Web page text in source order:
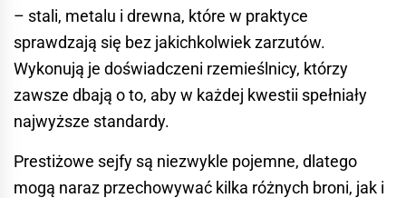
– stali, metalu i drewna, które w praktyce
sprawdzają się bez jakichkolwiek zarzutów.
Wykonują je doświadczeni rzemieślnicy, którzy
zawsze dbają o to, aby w każdej kwestii spełniały
najwyższe standardy.
Prestiżowe sejfy są niezwykle pojemne, dlatego
mogą naraz przechowywać kilka różnych broni, jak i